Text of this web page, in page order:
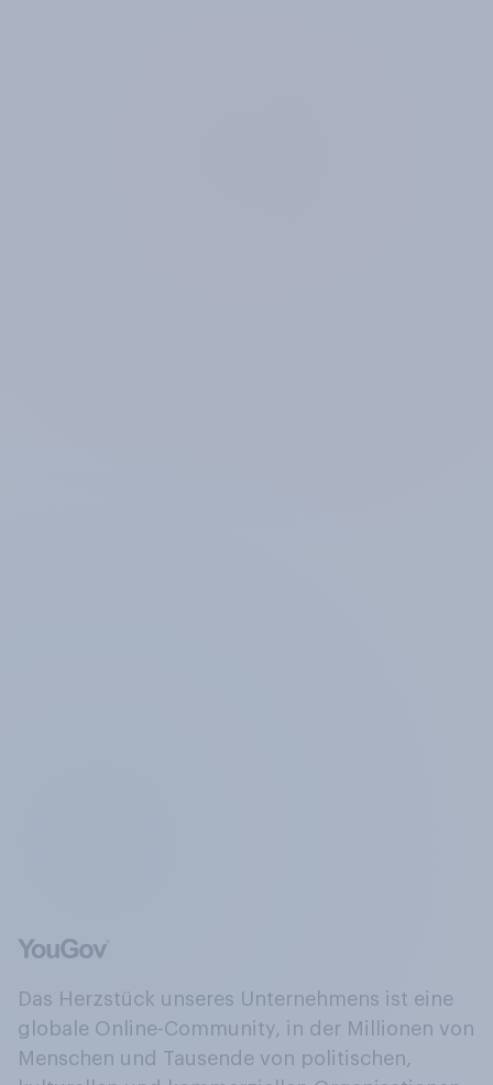
Das Herzstück unseres Unternehmens ist eine
globale Online-Community, in der Millionen von
Menschen und Tausende von politischen,